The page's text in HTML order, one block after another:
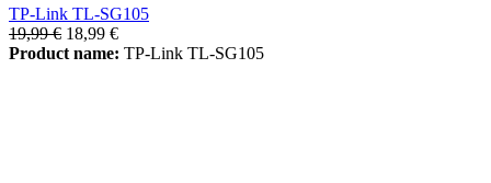
TP-Link TL-SG105
19,99 € 18,99 €
Product name: TP-Link TL-SG105